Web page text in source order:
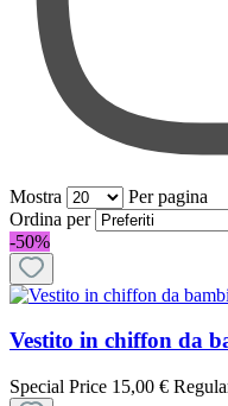
Mostra
Per pagina
per pagina
Ordina per
-50%
Vestito in chiffon da
Special Price 15,00 €